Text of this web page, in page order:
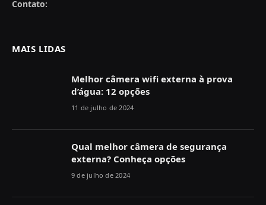
Contato:
MAIS LIDAS
Melhor câmera wifi externa à prova
d’água: 12 opções
11 de julho de 2024
Qual melhor câmera de segurança
externa? Conheça opções
9 de julho de 2024